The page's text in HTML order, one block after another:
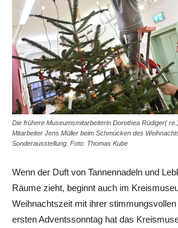
Die frühere Museumsmitarbeiterin Dorothea Rüdiger(
Mitarbeiter Jens Müller beim Schmücken des
Sonderausstellung. Foto: Thomas Kube
Wenn der Duft von Tannennadeln und
Räume zieht, beginnt auch im
Weihnachtszeit mit ihrer
ersten Adventssonntag hat das